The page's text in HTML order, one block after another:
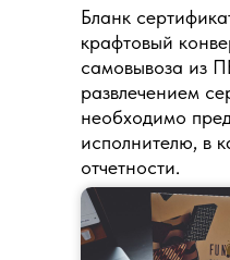
Бланк
крафтовый
самовывоза из
развлечением
необходимо
исполнителю, в
отчетности.